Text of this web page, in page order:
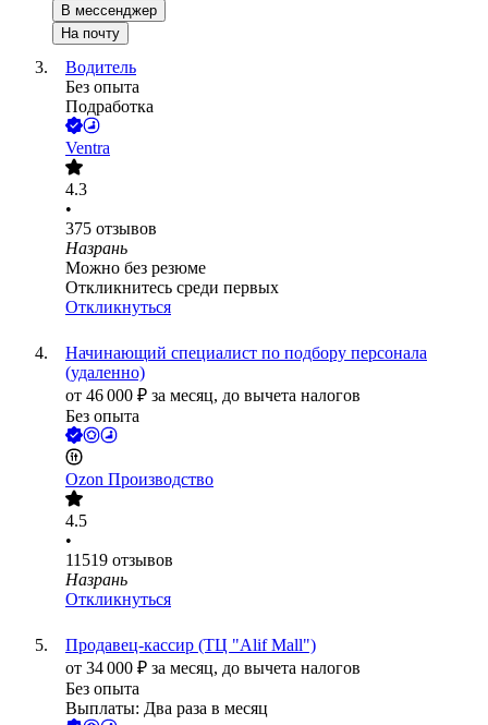
В мессенджер
На почту
Водитель
Без опыта
Подработка
Ventra
4.3
•
375 отзывов
Назрань
Можно без резюме
Откликнитесь среди первых
Откликнуться
Начинающий специалист по подбору персонала
(удаленно)
от 46 000 ₽ за месяц, до вычета налогов
Без опыта
Ozon Производство
4.5
•
11519 отзывов
Назрань
Откликнуться
Продавец-кассир (ТЦ "Alif Mall")
от 34 000 ₽ за месяц, до вычета налогов
Без опыта
Выплаты: Два раза в месяц